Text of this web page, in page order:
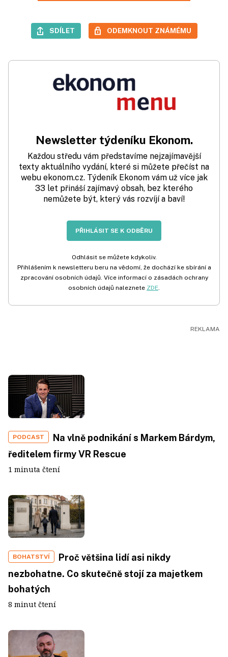
SDÍLET ODEMKNOUT ZNÁMÉMU
Newsletter týdeníku Ekonom.
Každou středu vám představíme nejzajímavější
texty aktuálního vydání, které si můžete přečíst na
webu ekonom.cz. Týdeník Ekonom vám už více jak
33 let přináší zajímavý obsah, bez kterého
nemůžete být, který vás rozvíjí a baví!
PŘIHLÁSIT SE K ODBĚRU
Odhlásit se můžete kdykoliv.
Přihlášením k newsletteru beru na vědomí, že dochází ke sbírání a
zpracování osobních údajů. Více informací o zásadách ochrany
osobních údajů naleznete ZDE.
PODCAST
Na vlně podnikání s Markem Bárdym,
ředitelem firmy VR Rescue
1 minuta čtení
BOHATSTVÍ
Proč většina lidí asi nikdy
nezbohatne. Co skutečně stojí za majetkem
bohatých
8 minut čtení